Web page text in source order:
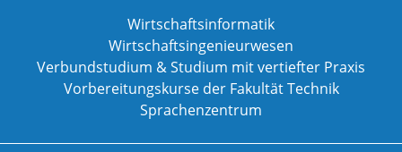
Wirtschaftsinformatik
Wirtschaftsingenieurwesen
Verbundstudium & Studium mit vertiefter Praxis
Vorbereitungskurse der Fakultät Technik
Sprachenzentrum